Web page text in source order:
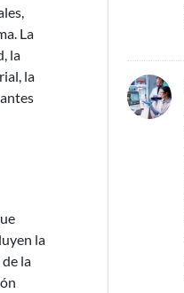
La
la
la
la
la